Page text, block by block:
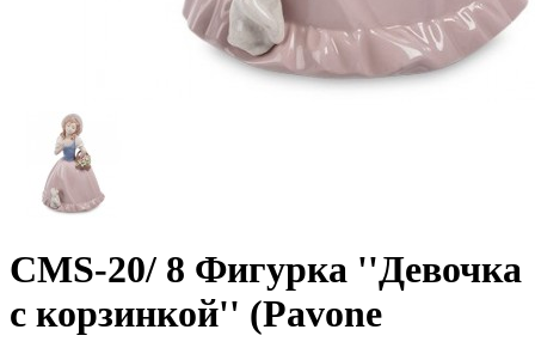
CMS-20/ 8 Фигурка ''Девочка
с корзинкой'' (Pavone